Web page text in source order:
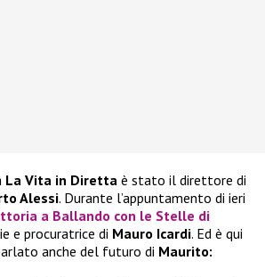
La Vita in Diretta è stato il direttore di
Alessi. Durante l’appuntamento di ieri
a Ballando con le Stelle di
e procuratrice di Mauro Icardi. Ed è qui
anche del futuro di Maurito: